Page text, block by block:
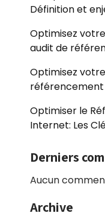
Définition et
Optimisez
audit de
Optimisez
Optimiser le
Internet: Les
Derniers
Aucun
Archive